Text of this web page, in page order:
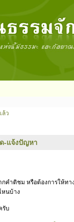
ล้ว
-แจ้งปัญหา
คำติชม หรือต้องการให้ท
หนบ้าง
รับ